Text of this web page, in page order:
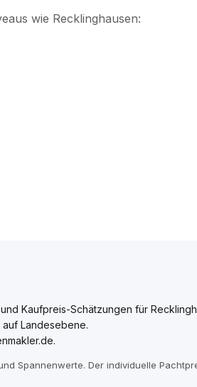
wie Recklinghausen:
Kaufpreis-Schätzungen für
auf Landesebene.
Spannenwerte. Der individuelle